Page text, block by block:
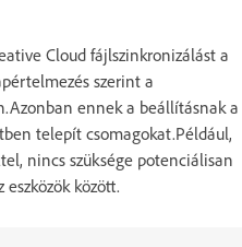
Cloud fájlszinkronizálást a
szerint a
ennek a beállításnak a
telepít csomagokat.Például,
nincs szüksége potenciálisan
között.